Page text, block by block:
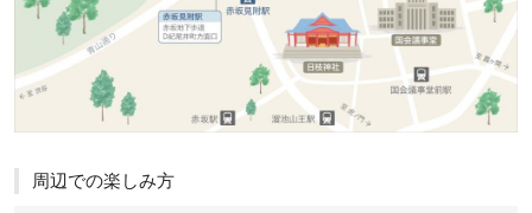
周辺での楽しみ方